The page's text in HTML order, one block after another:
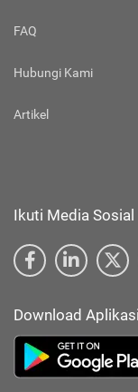
FAQ
Hubungi Kami
Artikel
Ikuti Media Sosial
Download